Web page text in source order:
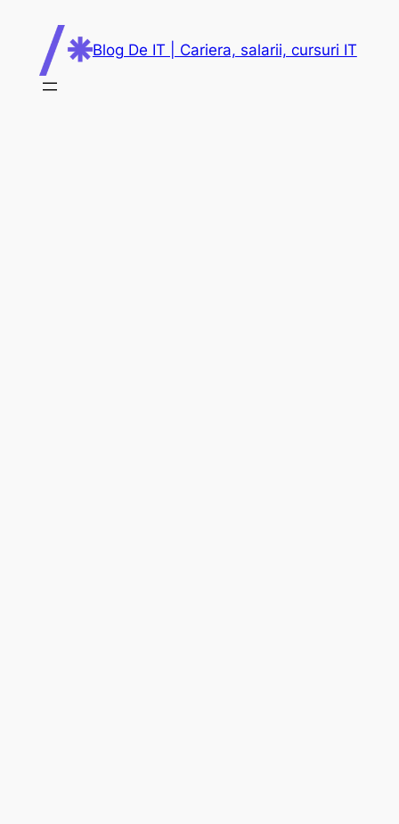
content
Blog De IT | Cariera, salarii, cursuri IT